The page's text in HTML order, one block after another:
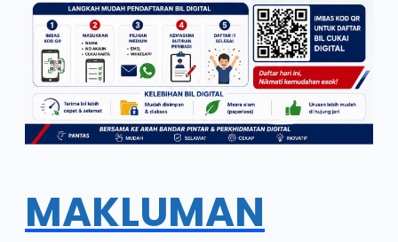
MAKLUMAN